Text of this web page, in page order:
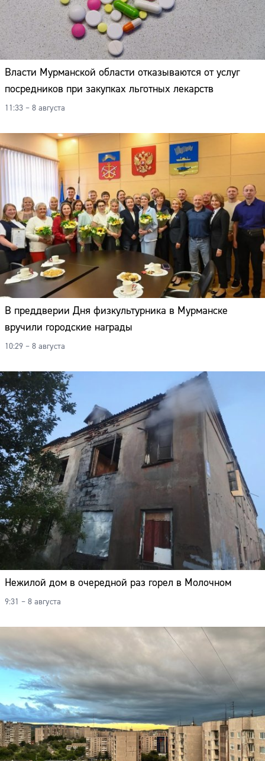
Власти Мурманской области отказываются от услуг
посредников при закупках льготных лекарств
11:33 – 8 августа
В преддверии Дня физкультурника в Мурманске
вручили городские награды
10:29 – 8 августа
Нежилой дом в очередной раз горел в Молочном
9:31 – 8 августа